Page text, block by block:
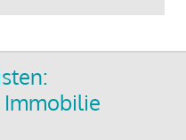
Immobilie